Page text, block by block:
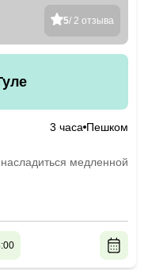
5/ 2 отзыва
3 часа Пешком
медленной